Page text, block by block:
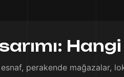
perakende mağazalar,